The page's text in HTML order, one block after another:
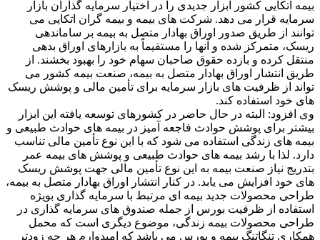
بیمه اتکایی کشور ابزار جدیدی را در اختیار سرمایه گذاران بازار
سرمایه قرار می دهد. شرکت های بیمه و بیمه گران اتکایی می
توانند از طریق صدور اوراق بهادار متصل به بیمه بر ساماندهی
ریسک، متمرکز شده و آنها را مستقیماً به بازارهای اوراق بدهی
منتقل کرده و بازده حقوق صاحبان سهام خود را بهبود بخشند. از
طریق انتشار اوراق بهادار متصل به بیمه، صنعت بیمه کشور می
تواند از ظرفیت های بازار سرمایه برای تأمین مالی و پوشش ریسک
های خود استفاده کند.
وی افزود: البته در حال حاضر در کشورهای توسعه یافته این ابزار
بیشتر برای پوشش حوادث فاجعه آمیز در بیمه های حوادث طبیعی و
بیمه های زندگی استفاده می شود که با این نوع تأمین مالی تناسب
دارد. لذا با رشد بیمه های حوادث طبیعی و پوشش های بیمه عمر
بتدریج نیاز صنعت بیمه به این نوع تأمین مالی جهت پوشش ریسک
های خود افزایش می یابد. در کنار انتشار اوراق بهادار متصل به بیمه،
طراحی محصولات جدید بیمه ای مرتبط با سرمایه گذاری بویژه
استفاده از ظرفیت بورس از جمله صندوق های سرمایه گذاری در
طراحی محصولات بیمه زندگی، موضوع دیگری است که محمل
همکاری تنگاتنگ بیمه و بورس می باشد که امیدوارم هر چه زودتر